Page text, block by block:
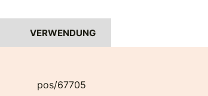
VERWENDUNG
pos/67705